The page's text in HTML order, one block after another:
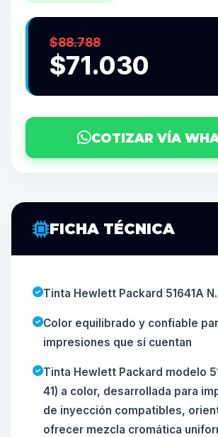
$88.788
$71.030
COTIZAR VÍA
FICHA TÉCNICA
Tinta Hewlett Packard 51641A
Color equilibrado y confiable
impresiones que sí cuentan
Tinta Hewlett Packard modelo
41) a color, desarrollada para
de inyección compatibles,
ofrecer mezcla cromática